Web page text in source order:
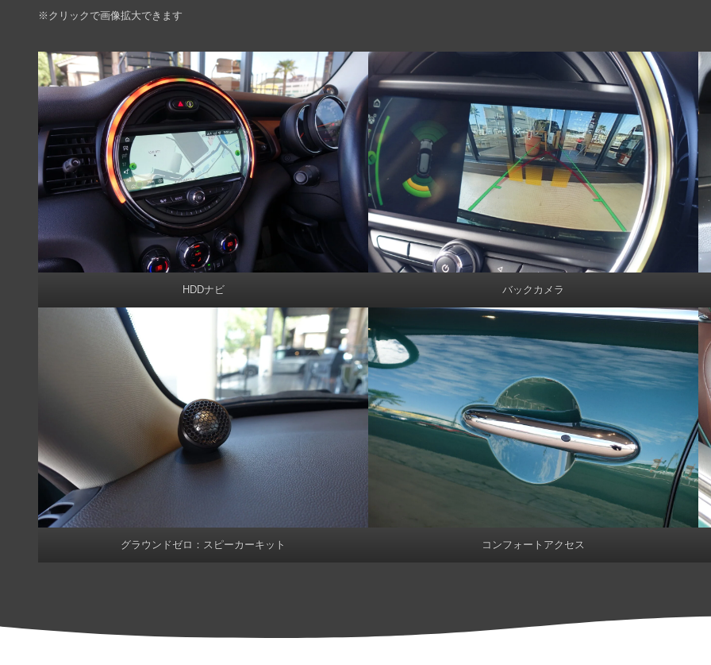
※クリックで画像拡大できます
HDDナビ バックカメラ
グラウンドゼロ：スピーカーキット コンフォートアクセス